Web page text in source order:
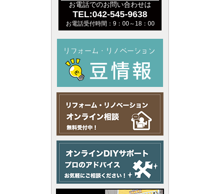
お電話でのお問い合わせは
TEL:042-545-9638
お電話受付時間：9：00～18：00